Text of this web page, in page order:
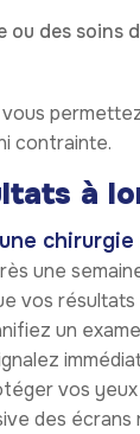
ou des soins
contrainte.
à
une
vos
un
vos
des